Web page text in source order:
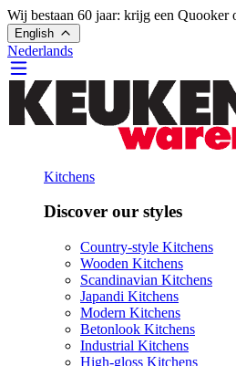
Wij bestaan 60 jaar: krijg een Quooker
English
Nederlands
Kitchens
Discover our styles
Country-style Kitchens
Wooden Kitchens
Scandinavian Kitchens
Japandi Kitchens
Modern Kitchens
Betonlook Kitchens
Industrial Kitchens
High-gloss Kitchens